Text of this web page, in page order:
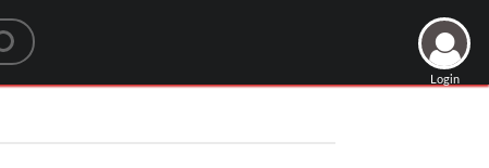
Login